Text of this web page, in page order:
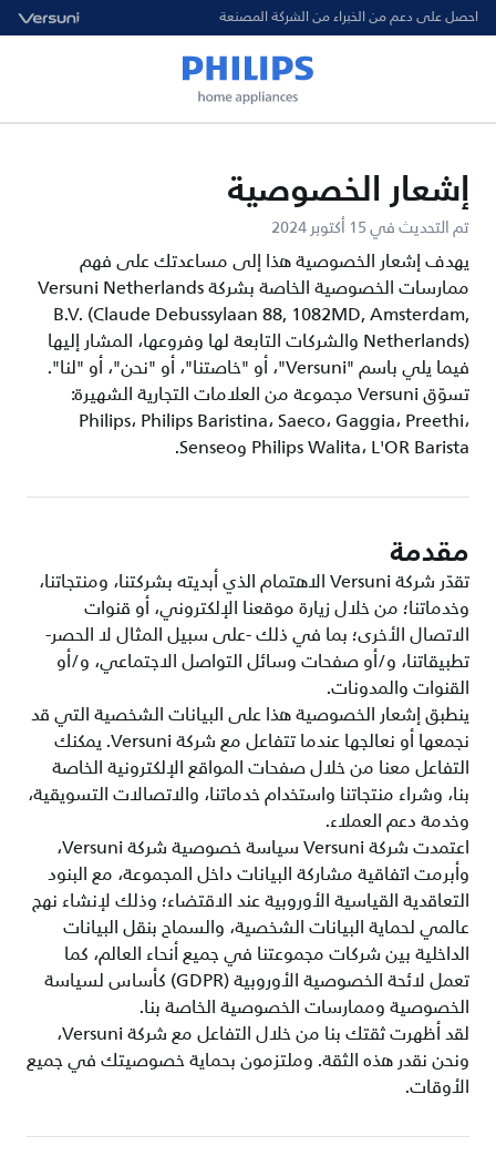
احصل على دعم من الخبراء من الشركة المصنعة
إشعار الخصوصية
تم التحديث في 15 أكتوبر 2024
يهدف إشعار الخصوصية هذا إلى مساعدتك على فهم
ممارسات الخصوصية الخاصة بشركة Versuni Netherlands
B.V. (Claude Debussylaan 88, 1082MD, Amsterdam,
Netherlands) والشركات التابعة لها وفروعها، المشار إليها
فيما يلي باسم "Versuni"، أو "خاصتنا"، أو "نحن"، أو "لنا".
تسوّق Versuni مجموعة من العلامات التجارية الشهيرة:
Philips، Philips Baristina، Saeco، Gaggia، Preethi،
Philips Walita، L'OR Barista وSenseo.
مقدمة
تقدّر شركة Versuni الاهتمام الذي أبديته بشركتنا، ومنتجاتنا،
وخدماتنا؛ من خلال زيارة موقعنا الإلكتروني، أو قنوات
الاتصال الأخرى؛ بما في ذلك -على سبيل المثال لا الحصر-
تطبيقاتنا، و/أو صفحات وسائل التواصل الاجتماعي، و/أو
القنوات والمدونات.
ينطبق إشعار الخصوصية هذا على البيانات الشخصية التي قد
نجمعها أو نعالجها عندما تتفاعل مع شركة Versuni. يمكنك
التفاعل معنا من خلال صفحات المواقع الإلكترونية الخاصة
بنا، وشراء منتجاتنا واستخدام خدماتنا، والاتصالات التسويقية،
وخدمة دعم العملاء.
اعتمدت شركة Versuni سياسة خصوصية شركة Versuni،
وأبرمت اتفاقية مشاركة البيانات داخل المجموعة، مع البنود
التعاقدية القياسية الأوروبية عند الاقتضاء؛ وذلك لإنشاء نهج
عالمي لحماية البيانات الشخصية، والسماح بنقل البيانات
الداخلية بين شركات مجموعتنا في جميع أنحاء العالم، كما
تعمل لائحة الخصوصية الأوروبية (GDPR) كأساس لسياسة
الخصوصية وممارسات الخصوصية الخاصة بنا.
لقد أظهرت ثقتك بنا من خلال التفاعل مع شركة Versuni،
ونحن نقدر هذه الثقة. وملتزمون بحماية خصوصيتك في جميع
الأوقات.